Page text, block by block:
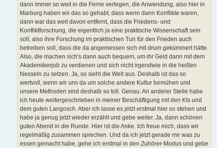
dann immer so weit in die Ferne verlegen, die Anwendung, also hier in
Marburg haben wir das so gehabt, dass wenn dann Konflikte waren,
dann war das weit davon entfernt, dass die Friedens- und
Konfliktforschung, die eigentlich ja eine praktische Wissenschaft sein
soll, also ihre Forschung im praktischen Tun für den Frieden auch
betreiben soll, dass die da angemessen sich mit drum gekümmert hätte.
Also, die machen sich's dann auch bequem, um ihr Geld dann mit dem
Akademikerjob zu verdienen und sich nicht irgendwie in die heißen
Nesseln zu setzen. Ja, so sieht die Welt aus. Deshalb ist das so
wertvoll, wenn wir uns da um solche andere Kultur bemühen und
unsere Methoden sind deshalb so toll. Genau. An anderer Stelle habe
ich heute weitergeschrieben in meiner Beschäftigung mit den KIs und
dem guten Langosch. Aber ich lasse es jetzt erstmal hier so stehen und
habe ja genug jetzt wieder erzählt und gebe weiter. Ja, dann schönen
guten Abend in die Runde. Hier ist die Anke. Ich freue mich, dass wir
regelmäßig zusammen sprechen. Und da ich jetzt gerade mir was zu
essen gemacht habe, gehe ich erstmal in den Zuhörer-Modus und gebe